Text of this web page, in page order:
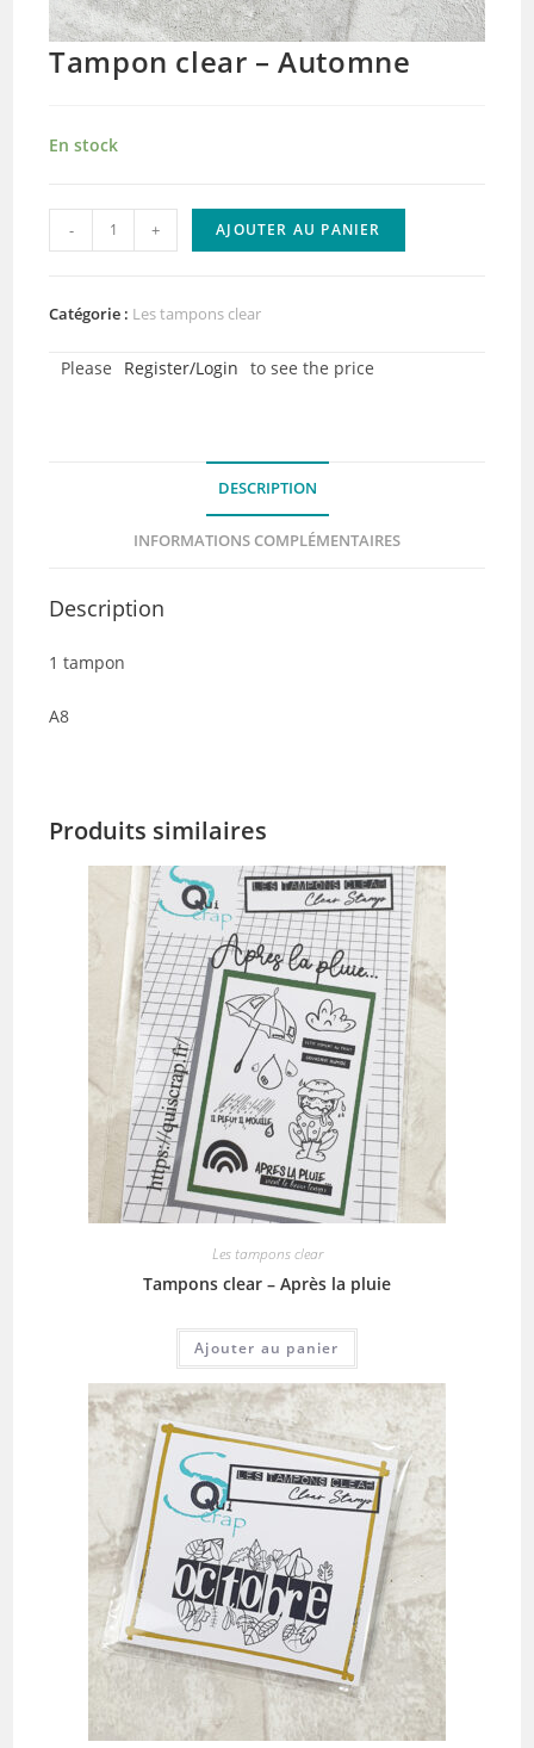
Tampon clear – Automne
En stock
quantité
de
clear
Automne
- + AJOUTER AU PANIER
Catégorie : Les tampons clear
Please Register/Login to see the price
DESCRIPTION
INFORMATIONS COMPLÉMENTAIRES
Description
1 tampon
A8
Produits similaires
Les tampons clear
Tampons clear – Après la pluie
Ajouter au panier